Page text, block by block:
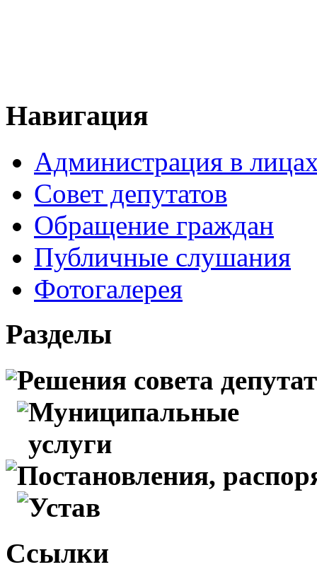
Навигация
Администрация в
Совет депутатов
Обращение граждан
Публичные слушания
Фотогалерея
Разделы
Решения совета
Муниципальные
услуги
Постановления,
Устав
Ссылки